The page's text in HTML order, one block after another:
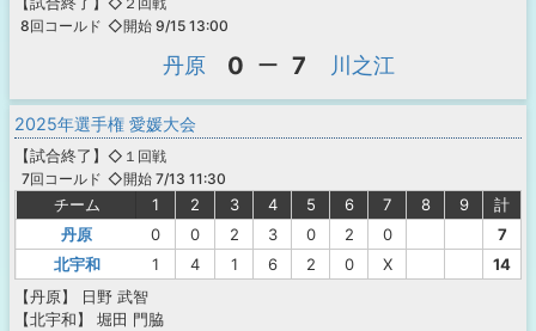
8回コールド ◇開始 9/15 13:00
丹原 0 ー 7 川之江
2025年選手権 愛媛大会
【試合終了 】
7回コールド
◇１回戦
◇開始 7/13 11:30
チーム 1 2 3 4 5 6 7 8 9
計
丹原
0 0 2 3 0 2 0
7
北宇和
1 4 1 6 2 0 X
14
【丹原】
日野 武智
【北宇和】
堀田 門脇